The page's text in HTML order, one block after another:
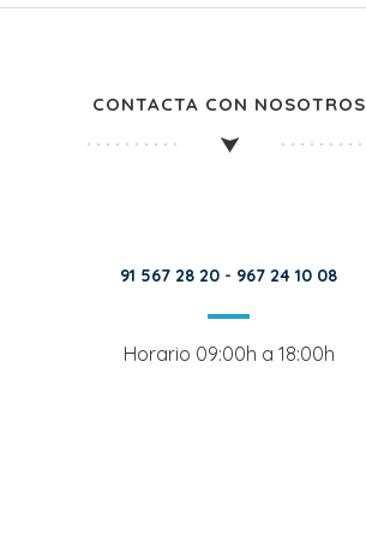
CONTACTA CON NOSOTROS
91 567 28 20 - 967 24 10 08
Horario 09:00h a 18:00h